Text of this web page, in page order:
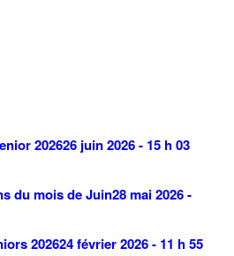
202626 juin 2026 - 15 h 03
du mois de Juin28 mai 2026 -
202624 février 2026 - 11 h 55